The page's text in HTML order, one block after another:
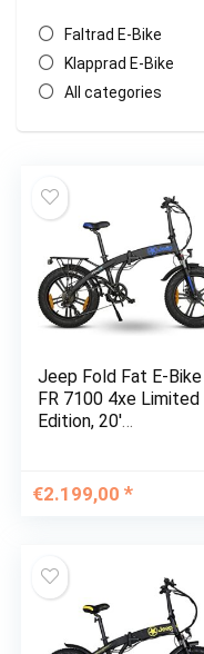
Faltrad E-Bike
Klapprad E-Bike
All categories
Jeep Fold Fat E-Bike
FR 7100 4xe Limited
Edition, 20′
Kettenschaltung,
€2.199,00